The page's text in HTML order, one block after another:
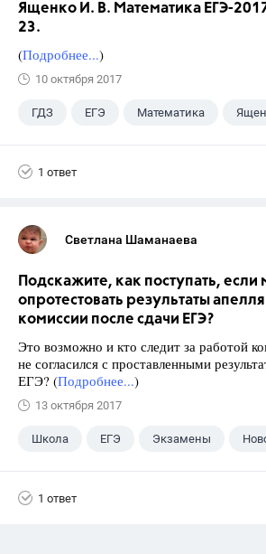
Ященко И. В. Математика ЕГЭ-
23.
(Подробнее...)
10 октября 2017
ГДЗ ЕГЭ Математика
1 ответ
Светлана Шаманаева
Подскажите, как поступать, если
опротестовать результаты
комиссии после сдачи ЕГЭ?
Это возможно и кто следит за работой
не согласился с проставленными
ЕГЭ? (Подробнее...)
13 октября 2017
Школа ЕГЭ Экзамены
1 ответ